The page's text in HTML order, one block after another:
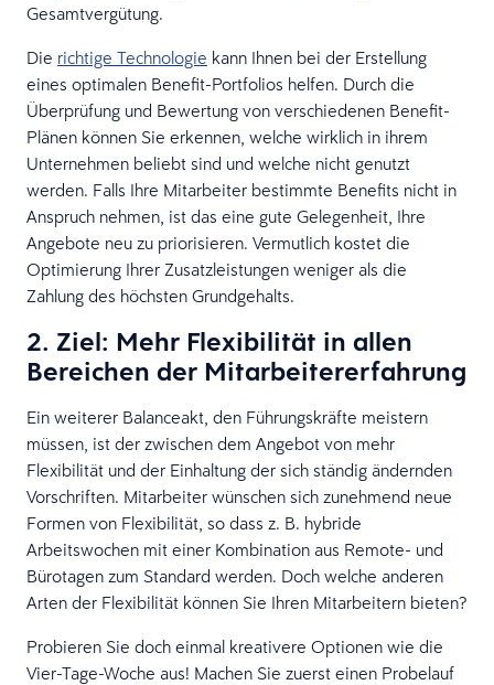
Gesamtvergütung.
Die richtige Technologie kann Ihnen bei der Erstellung
eines optimalen Benefit-Portfolios helfen. Durch die
Überprüfung und Bewertung von verschiedenen Benefit-
Plänen können Sie erkennen, welche wirklich in ihrem
Unternehmen beliebt sind und welche nicht genutzt
werden. Falls Ihre Mitarbeiter bestimmte Benefits nicht in
Anspruch nehmen, ist das eine gute Gelegenheit, Ihre
Angebote neu zu priorisieren. Vermutlich kostet die
Optimierung Ihrer Zusatzleistungen weniger als die
Zahlung des höchsten Grundgehalts.
2. Ziel: Mehr Flexibilität in allen
Bereichen der Mitarbeitererfahrung
Ein weiterer Balanceakt, den Führungskräfte meistern
müssen, ist der zwischen dem Angebot von mehr
Flexibilität und der Einhaltung der sich ständig ändernden
Vorschriften. Mitarbeiter wünschen sich zunehmend neue
Formen von Flexibilität, so dass z. B. hybride
Arbeitswochen mit einer Kombination aus Remote- und
Bürotagen zum Standard werden. Doch welche anderen
Arten der Flexibilität können Sie Ihren Mitarbeitern bieten?
Probieren Sie doch einmal kreativere Optionen wie die
Vier-Tage-Woche aus! Machen Sie zuerst einen Probelauf